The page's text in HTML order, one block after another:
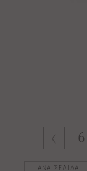
6
ΑΝΑ ΣΕΛΙΔΑ